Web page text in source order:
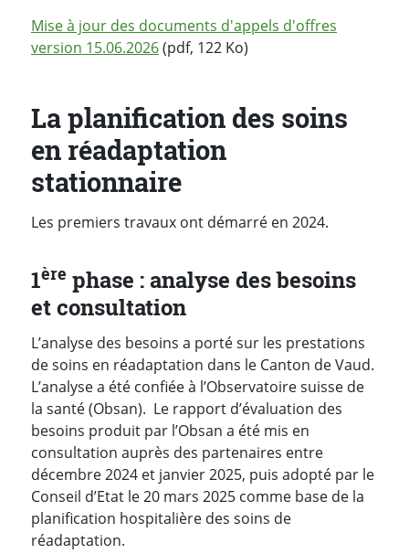
Mise à jour des documents d'appels d'offres
version 15.06.2026(pdf, 122 Ko)
La planification des soins
en réadaptation
stationnaire
Les premiers travaux ont démarré en 2024.
1ère phase : analyse des besoins
et consultation
L’analyse des besoins a porté sur les prestations
de soins en réadaptation dans le Canton de Vaud.
L’analyse a été confiée à l’Observatoire suisse de
la santé (Obsan). Le rapport d’évaluation des
besoins produit par l’Obsan a été mis en
consultation auprès des partenaires entre
décembre 2024 et janvier 2025, puis adopté par le
Conseil d’Etat le 20 mars 2025 comme base de la
planification hospitalière des soins de
réadaptation.